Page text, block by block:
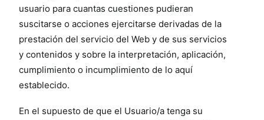
usuario para cuantas cuestiones pudieran
suscitarse o acciones ejercitarse derivadas de la
prestación del servicio del Web y de sus servicios
y contenidos y sobre la interpretación, aplicación,
cumplimiento o incumplimiento de lo aquí
establecido.
En el supuesto de que el Usuario/a tenga su